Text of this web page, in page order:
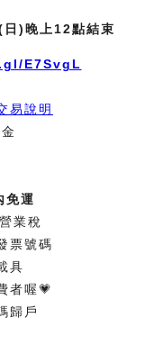
)晚上12點結束
E7SvgL
易說明
免運
業稅
票號碼
具
者喔💗
歸戶